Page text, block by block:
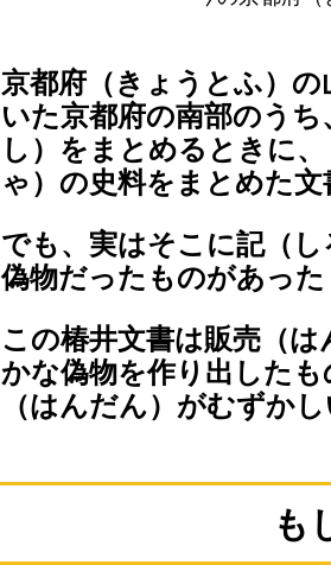
京都府（きょうとふ）
いた京都府の南部のう
し）をまとめるときに
ゃ）の史料をまとめた
でも、実はそこに記（
偽物だったものがあった
この椿井文書は販売（
かな偽物を作り出した
（はんだん）がむずか
も